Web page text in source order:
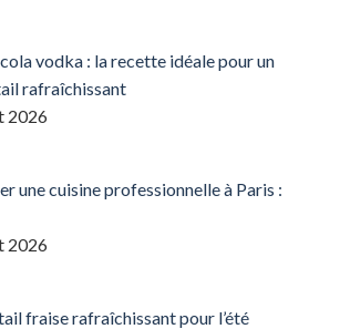
vodka : la recette idéale pour un
rafraîchissant
2026
une cuisine professionnelle à Paris :
2026
fraise rafraîchissant pour l’été